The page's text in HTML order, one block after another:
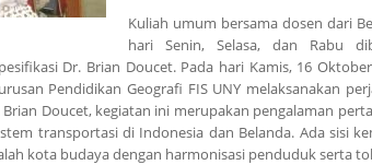
Kuliah umum bersama dosen dari
hari Senin, Selasa, dan Rabu
Dr. Brian Doucet. Pada hari Kamis, 16
Pendidikan Geografi FIS UNY melaksanakan
Doucet, kegiatan ini merupakan pengalaman
transportasi di Indonesia dan Belanda. Ada sisi
kota budaya dengan harmonisasi penduduk serta